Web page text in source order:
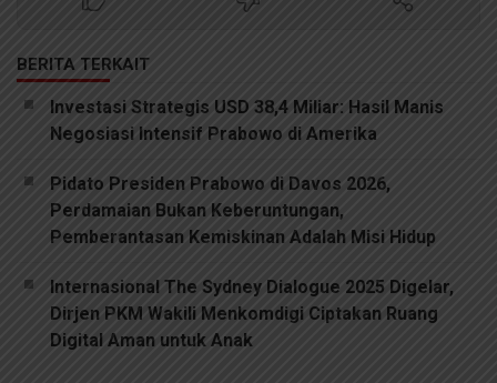
BERITA TERKAIT
Investasi Strategis USD 38,4 Miliar: Hasil Manis
Negosiasi Intensif Prabowo di Amerika
Pidato Presiden Prabowo di Davos 2026,
Perdamaian Bukan Keberuntungan,
Pemberantasan Kemiskinan Adalah Misi Hidup
Internasional The Sydney Dialogue 2025 Digelar,
Dirjen PKM Wakili Menkomdigi Ciptakan Ruang
Digital Aman untuk Anak